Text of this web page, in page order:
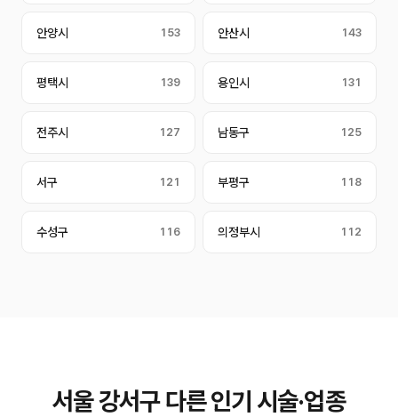
안양시 153 안산시 143
평택시 139 용인시 131
전주시 127 남동구 125
서구 121 부평구 118
수성구 116 의정부시 112
서울 강서구 다른 인기 시술·업종